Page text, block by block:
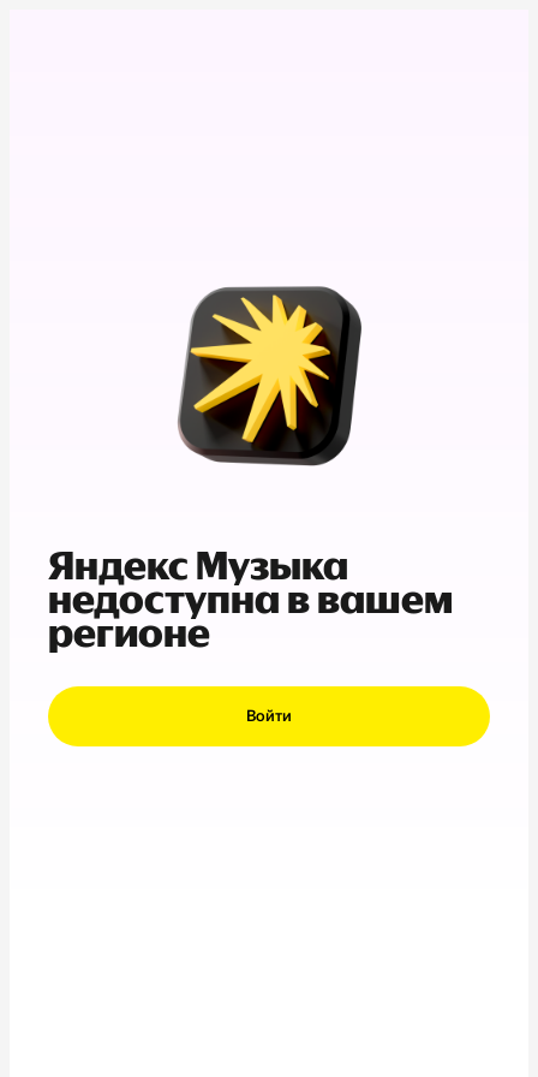
Яндекс Музыка
недоступна в вашем
регионе
Войти